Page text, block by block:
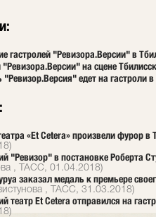
гастролей "Ревизора.Версии" в
"Ревизора.Версии" на сцене
"Ревизор.Версия" едет на гастроли
«Et Сetera» произвели фурор в
"Ревизор" в постановке Роберта
, ТАСС, 01.04.2018)
заказал медаль к премьере
, ТАСС, 31.03.2018)
театр Et Cetera отправился на